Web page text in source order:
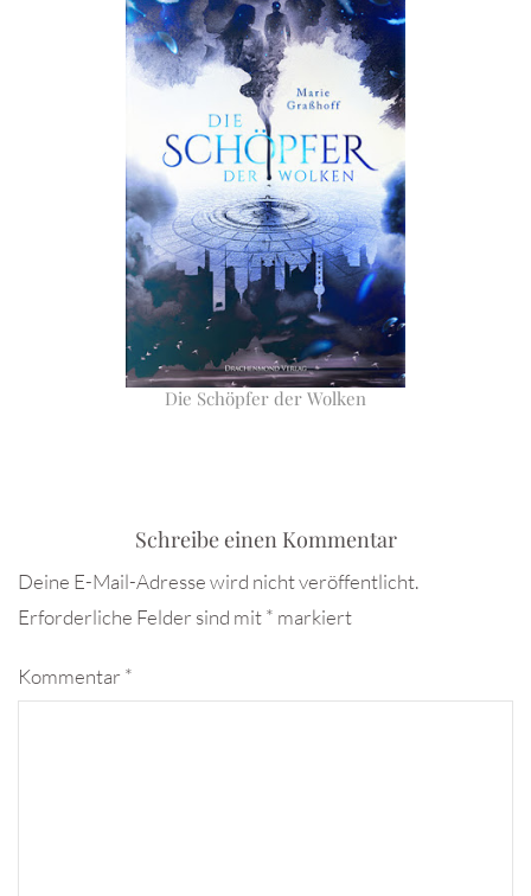
Die Schöpfer der Wolken
Schreibe einen Kommentar
Deine E-Mail-Adresse wird nicht veröffentlicht.
Erforderliche Felder sind mit* markiert
Kommentar *